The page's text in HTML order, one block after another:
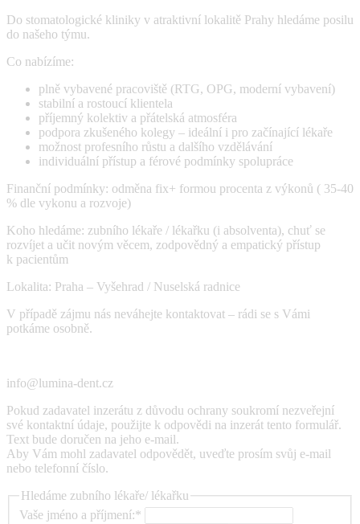
Do stomatologické kliniky v atraktivní lokalitě Prahy hledáme posilu
do našeho týmu.
Co nabízíme:
plně vybavené pracoviště (RTG, OPG, moderní vybavení)
stabilní a rostoucí klientela
příjemný kolektiv a přátelská atmosféra
podpora zkušeného kolegy – ideální i pro začínající lékaře
možnost profesního růstu a dalšího vzdělávání
individuální přístup a férové podmínky spolupráce
Finanční podmínky: odměna fix+ formou procenta z výkonů ( 35-40
% dle vykonu a rozvoje)
Koho hledáme: zubního lékaře / lékařku (i absolventa), chuť se
rozvíjet a učit novým věcem, zodpovědný a empatický přístup
k pacientům
Lokalita: Praha – Vyšehrad / Nuselská radnice
V případě zájmu nás neváhejte kontaktovat – rádi se s Vámi
potkáme osobně.
info@lumina-dent.cz
Pokud zadavatel inzerátu z důvodu ochrany soukromí nezveřejní
své kontaktní údaje, použijte k odpovědi na inzerát tento formulář.
Text bude doručen na jeho e-mail.
Aby Vám mohl zadavatel odpovědět, uveďte prosím svůj e-mail
nebo telefonní číslo.
Hledáme zubního lékaře/ lékařku
Vaše jméno a příjmení:*